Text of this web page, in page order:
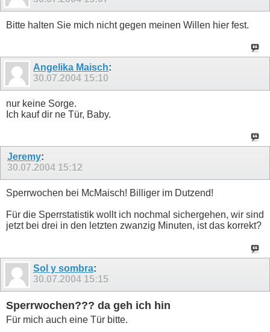
Bitte halten Sie mich nicht gegen meinen Willen hier fest.
Angelika Maisch:
30.07.2004 15:10
nur keine Sorge.
Ich kauf dir ne Tür, Baby.
Jeremy:
30.07.2004 15:12
Sperrwochen bei McMaisch! Billiger im Dutzend!
Für die Sperrstatistik wollt ich nochmal sichergehen, wir sind
jetzt bei drei in den letzten zwanzig Minuten, ist das korrekt?
Sol y sombra:
30.07.2004 15:15
Sperrwochen??? da geh ich hin
Für mich auch eine Tür bitte.